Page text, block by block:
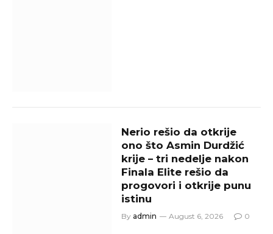
Nerio rešio da otkrije
ono što Asmin Durdžić
krije – tri nedelje nakon
Finala Elite rešio da
progovori i otkrije punu
istinu
By admin August 6, 2026 0